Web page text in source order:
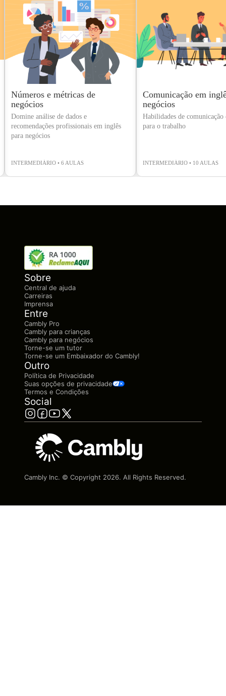
Números e métricas de
negócios
Domine análise de dados e
recomendações profissionais em inglês
para negócios
INTERMEDIÁRIO • 6 AULAS
Comunicação em
negócios
Habilidades de comunicação
para o trabalho
INTERMEDIÁRIO • 10 AULAS
Sobre
Central de ajuda
Carreiras
Imprensa
Entre
Cambly Pro
Cambly para crianças
Cambly para negócios
Torne-se um tutor
Torne-se um Embaixador do Cambly!
Outro
Política de Privacidade
Suas opções de privacidade
Termos e Condições
Social
Cambly Inc. © Copyright 2026. All Rights Reserved.